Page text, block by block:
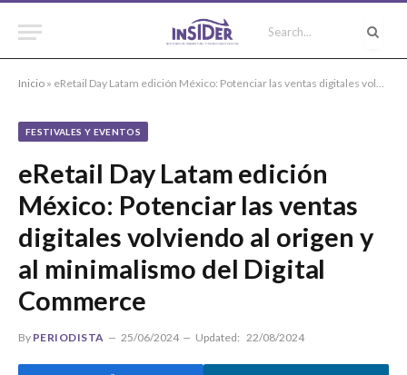
Inicio » eRetail Day Latam edición México: Potenciar las ventas digitales volviendo al origen y al minimalismo del Digital Commerce
FESTIVALES Y EVENTOS
eRetail Day Latam edición
México: Potenciar las ventas
digitales volviendo al origen y
al minimalismo del Digital
Commerce
By PERIODISTA 25/06/2024 Updated: 22/08/2024